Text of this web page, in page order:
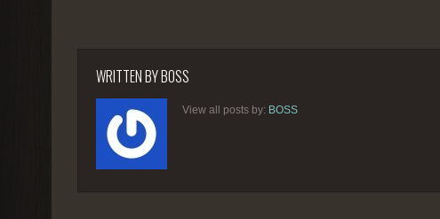
WRITTEN BYBOSS
View all posts by: BOSS